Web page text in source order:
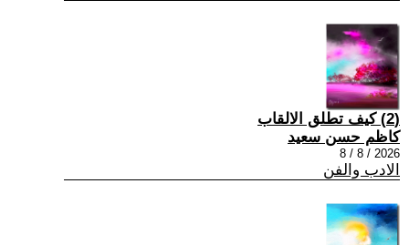
(2) كيف تطلق الالقاب
كاظم حسن سعيد
2026 / 8 / 8
الادب والفن